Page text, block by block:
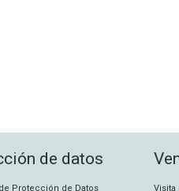
de datos
Protección de Datos Visita